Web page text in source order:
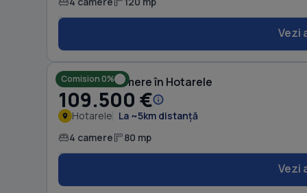
Vezi
Comision 0%
Casă cu 4 camere în Hotarele
109.500 €
Hotarele La ~5km distanță
4 camere 80 mp
Vezi